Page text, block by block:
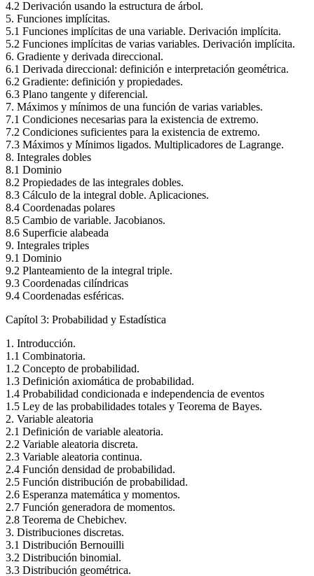
4.2 Derivación usando la estructura de árbol.
5. Funciones implícitas.
5.1 Funciones implícitas de una variable. Derivación implícita.
5.2 Funciones implícitas de varias variables. Derivación implícita.
6. Gradiente y derivada direccional.
6.1 Derivada direccional: definición e interpretación geométrica.
6.2 Gradiente: definición y propiedades.
6.3 Plano tangente y diferencial.
7. Máximos y mínimos de una función de varias variables.
7.1 Condiciones necesarias para la existencia de extremo.
7.2 Condiciones suficientes para la existencia de extremo.
7.3 Máximos y Mínimos ligados. Multiplicadores de Lagrange.
8. Integrales dobles
8.1 Dominio
8.2 Propiedades de las integrales dobles.
8.3 Cálculo de la integral doble. Aplicaciones.
8.4 Coordenadas polares
8.5 Cambio de variable. Jacobianos.
8.6 Superficie alabeada
9. Integrales triples
9.1 Dominio
9.2 Planteamiento de la integral triple.
9.3 Coordenadas cilíndricas
9.4 Coordenadas esféricas.
Capítol 3: Probabilidad y Estadística
1. Introducción.
1.1 Combinatoria.
1.2 Concepto de probabilidad.
1.3 Definición axiomática de probabilidad.
1.4 Probabilidad condicionada e independencia de eventos
1.5 Ley de las probabilidades totales y Teorema de Bayes.
2. Variable aleatoria
2.1 Definición de variable aleatoria.
2.2 Variable aleatoria discreta.
2.3 Variable aleatoria continua.
2.4 Función densidad de probabilidad.
2.5 Función distribución de probabilidad.
2.6 Esperanza matemática y momentos.
2.7 Función generadora de momentos.
2.8 Teorema de Chebichev.
3. Distribuciones discretas.
3.1 Distribución Bernouilli
3.2 Distribución binomial.
3.3 Distribución geométrica.